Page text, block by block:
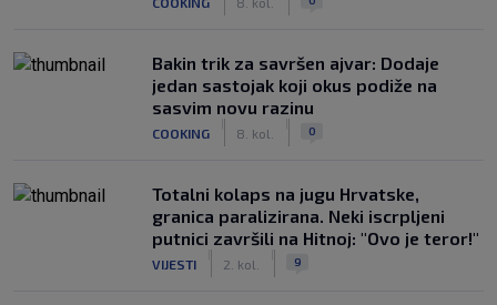
Bakin trik za savršen ajvar: Dodaje
jedan sastojak koji okus podiže na
sasvim novu razinu
COOKING 8. kol. 0
Totalni kolaps na jugu Hrvatske,
granica paralizirana. Neki iscrpljeni
putnici završili na Hitnoj: "Ovo je teror!"
VIJESTI 2. kol. 9